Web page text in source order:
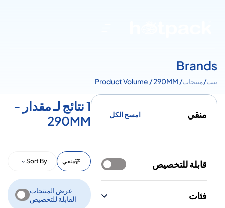
Brands
بيت/منتجات/ Product Volume / 290MM
منقي امسح الكل
قابلة للتخصيص
فئات
1 نتائج لـ مقدار -
290MM
منقي Sort By
عرض المنتجات
القابلة للتخصيص